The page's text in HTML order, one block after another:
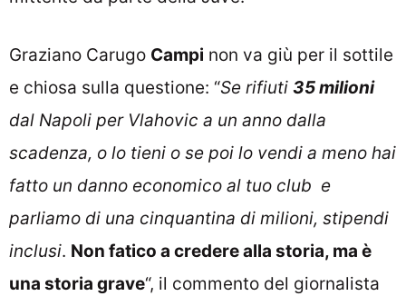
Graziano Carugo Campi non va giù per il sottile
e chiosa sulla questione: “Se rifiuti 35 milioni
dal Napoli per Vlahovic a un anno dalla
scadenza, o lo tieni o se poi lo vendi a meno hai
fatto un danno economico al tuo club e
parliamo di una cinquantina di milioni, stipendi
inclusi. Non fatico a credere alla storia, ma è
una storia grave“, il commento del giornalista